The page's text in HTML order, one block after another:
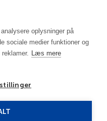
oplysninger på
sociale medier funktioner og
Læs mere